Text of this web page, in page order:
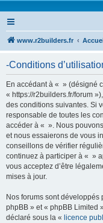
www.r2builders.fr
-Conditions
En accédant à « » (désigné
« https://r2builders.fr/forum
des conditions suivantes. Si
responsable de toutes les
accéder à « ». Nous
et nous essaierons de vous
conseillons de vérifier
continuez à participer à « »
vous acceptez d’être
mises à jour.
Nos forums sont développés
phpBB » et « phpBB Limited
déclaré sous la « licence